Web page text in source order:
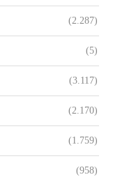
(2.287)
(5)
(3.117)
(2.170)
(1.759)
(958)